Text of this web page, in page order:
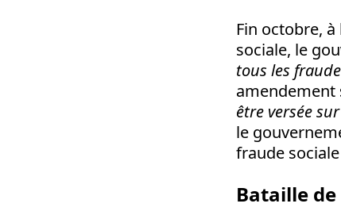
Fin octobre,
sociale, le
tous les
être versée
le
fraude
Bataille